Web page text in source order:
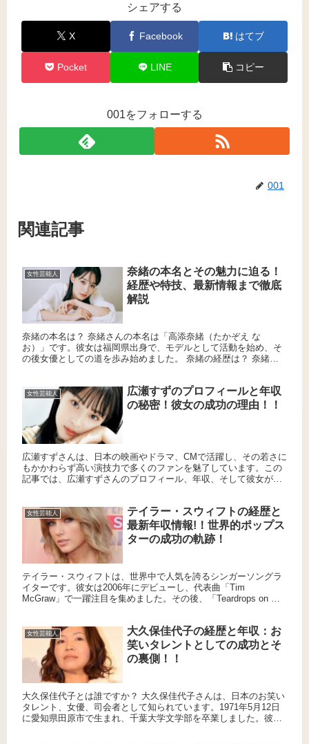
シェアする
X Facebook はてブ
Pocket LINE コピー
001をフォローする
001
関連記事
女性芸能人
奈緒の本名とその魅力に迫る！
経歴や特技、最新情報まで徹底
解説
奈緒の本名は？ 奈緒さんの本名は「高添奈緒（たかぞえ な
お）」です。彼女は福岡県出身で、モデルとして活動を始め、そ
の後女優としての道を歩み始めました。 奈緒の経歴は？ 奈緒さ
女性芸能人
広瀬すずのプロフィールと年収
の秘密！彼女の成功の理由！！
広瀬すずさんは、日本の映画やドラマ、CMで活躍し、その若さに
もかかわらず高い演技力で多くのファンを魅了しています。この
記事では、広瀬すずさんのプロフィール、年収、そして彼女がど
女性芸能人
テイラー・スウィフトの経歴と
最新年収情報!！世界的ポップス
ターの成功の軌跡！
テイラー・スウィフトは、世界中で人気を誇るシンガーソングラ
イターです。彼女は2006年にデビューし、代表曲「Tim
McGraw」で一躍注目を集めました。その後、「Teardrops on My
女性芸能人
大久保佳代子の経歴と年収：お
笑いタレントとしての成功とそ
の裏側！！
大久保佳代子とは誰ですか？ 大久保佳代子さんは、日本のお笑い
タレント、女優、司会者として知られています。1971年5月12日
に愛知県田原市で生まれ、千葉大学文学部を卒業しました。彼女